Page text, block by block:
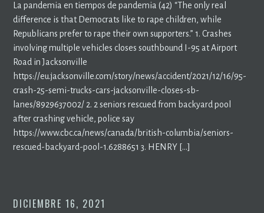
La pandemia en tiempos de pandemia (42) “The only real
difference is that Democrats like to rape children, while
Republicans prefer to rape their own supporters.” 1. Crashes
involving multiple vehicles closes southbound I-95 at Airport
Road in Jacksonville
https://eu.jacksonville.com/story/news/accident/2021/12/16/95-
crash-25-semi-trucks-cars-jacksonville-closes-sb-
lanes/8929637002/ 2. 2 seniors rescued from backyard pool
after crashing vehicle, police say
https://www.cbc.ca/news/canada/british-columbia/seniors-
rescued-backyard-pool-1.6288651 3. HENRY […]
DICIEMBRE 16, 2021